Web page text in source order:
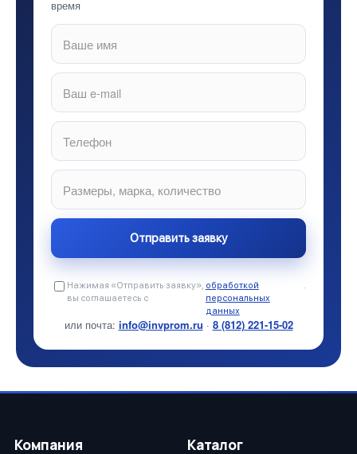
время
Нажимая «Отправить заявку»,
вы соглашаетесь с
обработкой
персональных
данных
.
или почта: info@invprom.ru · 8 (812) 221-15-02
Компания Каталог